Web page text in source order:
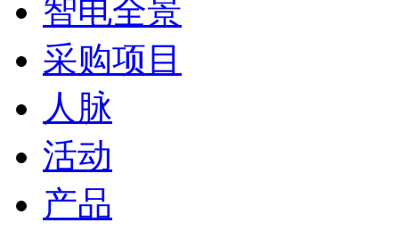
智电全景
采购项目
人脉
活动
产品